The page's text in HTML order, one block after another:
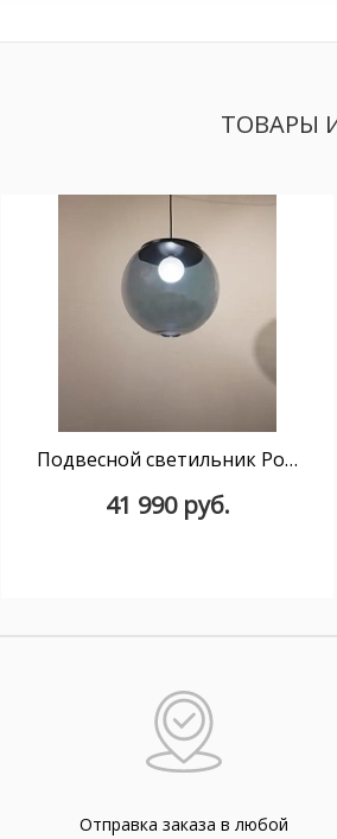
ТОВАРЫ
Подвесной светильник Pop S30 black/blue
41 990 руб.
Отправка заказа в любой